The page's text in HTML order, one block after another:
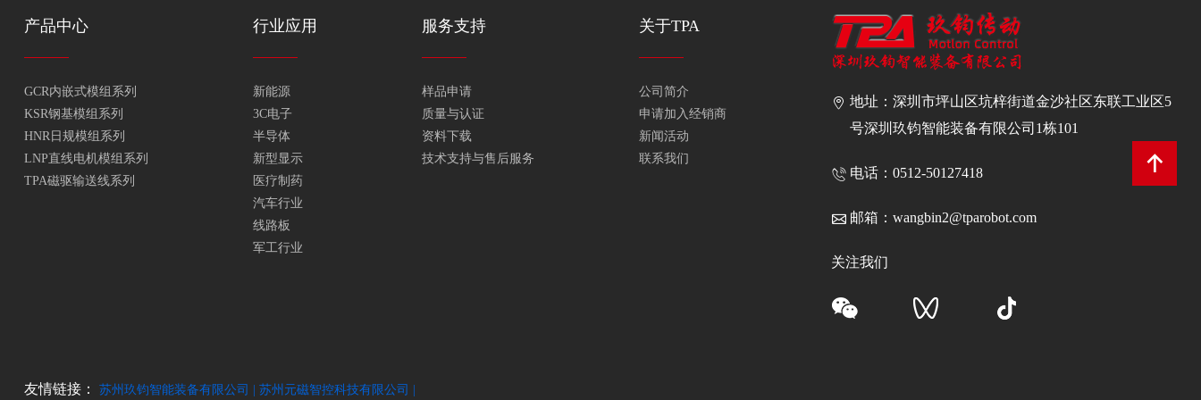
产品中心
GCR内嵌式模组系列
KSR钢基模组系列
HNR日规模组系列
LNP直线电机模组系列
TPA磁驱输送线系列
行业应用
新能源
3C电子
半导体
新型显示
医疗制药
汽车行业
线路板
军工行业
服务支持
样品申请
质量与认证
资料下载
技术支持与售后服务
关于TPA
公司简介
申请加入经销商
新闻活动
联系我们
地址：深圳市坪山区坑梓街道金沙社区东联工业区5
号深圳玖钧智能装备有限公司1栋101
电话：0512-50127418
邮箱：wangbin2@tparobot.com
关注我们
友情链接： 苏州玖钧智能装备有限公司 | 苏州元磁智控科技有限公司 |